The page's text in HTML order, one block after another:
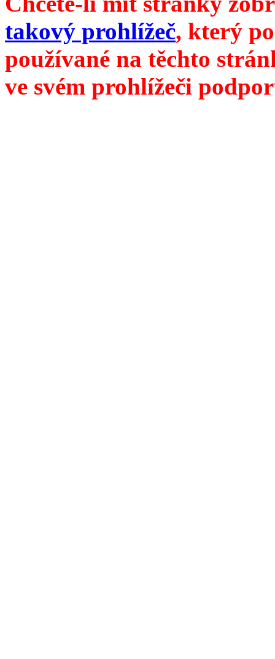
takový prohlížeč, který
používané na těchto
ve svém prohlížeči